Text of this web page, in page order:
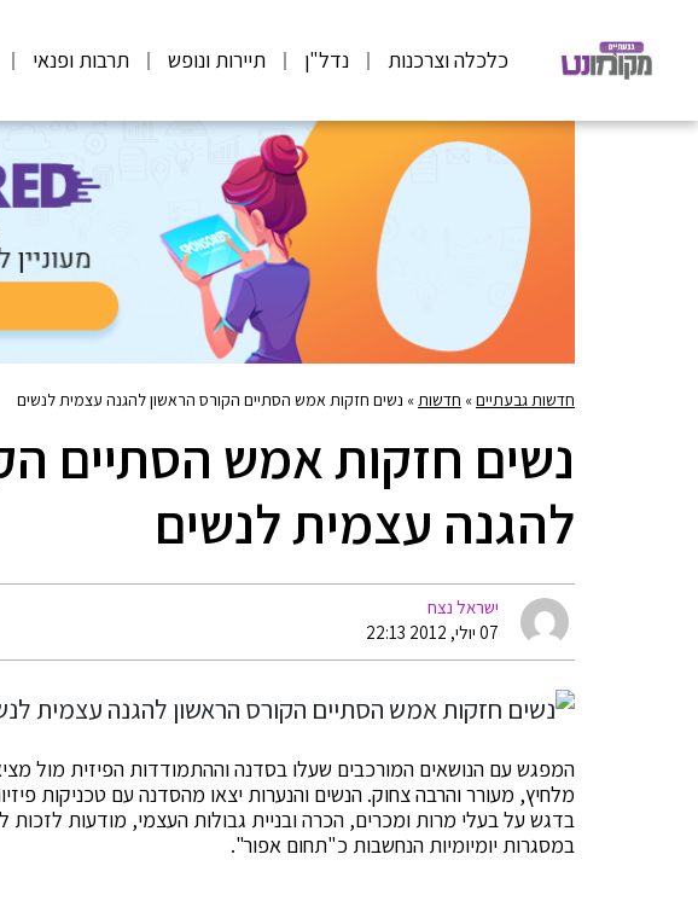
כלכלה וצרכנות נדל"ן תיירות ונופש תרבות ופנאי
חדשות גבעתיים» חדשות » נשים חזקות אמש הסתיים הקורס הראשון להגנה עצמית לנשים
נשים חזקות אמש הסתיים
להגנה עצמית לנשים
ישראל נצח
07 יולי, 2012 22:13
המפגש עם הנושאים המורכבים שעלו בסדנה וההתמודדות הפיזית מול
מלחיץ, מעורר והרבה צחוק. הנשים והנערות יצאו מהסדנה עם טכניקות
בדגש על בעלי מרות ומכרים, הכרה ובניית גבולות העצמי, מודעות
במסגרות יומיומיות הנחשבות כ"תחום אפור".